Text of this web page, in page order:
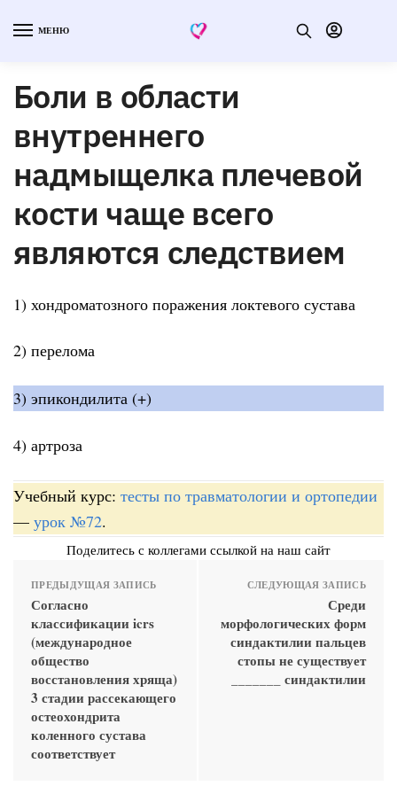
МЕНЮ
Боли в области
внутреннего
надмыщелка плечевой
кости чаще всего
являются следствием
1) хондроматозного поражения локтевого сустава
2) перелома
3) эпикондилита (+)
4) артроза
Учебный курс: тесты по травматологии и ортопедии
— урок №72.
Поделитесь с коллегами ссылкой на наш сайт
ПРЕДЫДУЩАЯ ЗАПИСЬ
Согласно
классификации icrs
(международное
общество
восстановления хряща)
3 стадии рассекающего
остеохондрита
коленного сустава
соответствует
СЛЕДУЮЩАЯ ЗАПИСЬ
Среди
морфологических форм
синдактилии пальцев
стопы не существует
_______ синдактилии